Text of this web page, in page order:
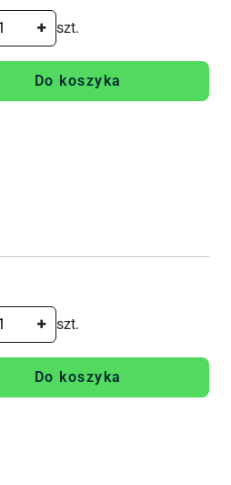
szt.
Do koszyka
szt.
Do koszyka